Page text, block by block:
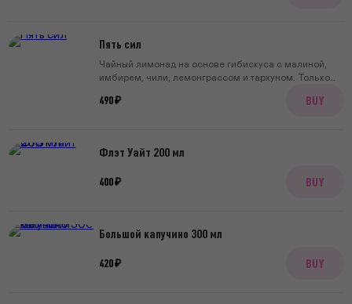
Пять сил
Чайный лимонад на основе гибискуса с малиной,
имбирем, чили, лемонграссом и тархуном. Только
490 ₽ BUY
Флэт Уайт 200 мл
400 ₽ BUY
Большой капучино 300 мл
420 ₽ BUY